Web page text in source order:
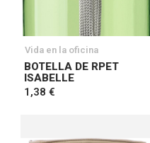
Vida en la oficina
BOTELLA DE RPET
ISABELLE
1,38 €